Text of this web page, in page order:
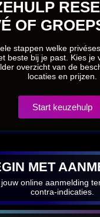
OF
stappen welke
beste bij je past. Kies je
overzicht van de
locaties en prijzen.
Start keuzehulp
MET
online aanmelding
contra-indicaties.